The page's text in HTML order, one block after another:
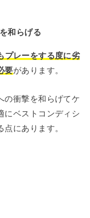
和らげる
プレーをする度に劣
要があります。
の衝撃を和らげてケ
にベストコンディシ
にあります。